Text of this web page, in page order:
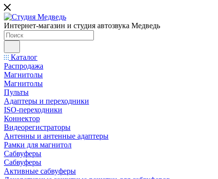
Интернет-магазин и студия автозвука Медведь
Каталог
Распродажа
Магнитолы
Магнитолы
Пульты
Адаптеры и переходники
ISO-переходники
Коннектор
Видеорегистраторы
Антенны и антенные адаптеры
Рамки для магнитол
Сабвуферы
Сабвуферы
Активные сабвуферы